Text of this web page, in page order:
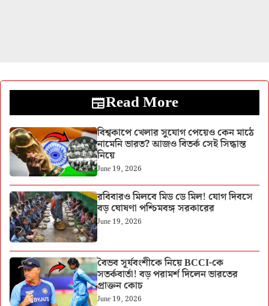
Read More
বিশ্বকাপে খেলার সুযোগ পেয়েও কেন মাঠে
নামেনি ভারত? আজও বিতর্ক সেই সিদ্ধান্ত
নিয়ে
June 19, 2026
রবিবারও মিলবে মিড ডে মিল! যোগ দিবসে
বড় ঘোষণা পশ্চিমবঙ্গ সরকারের
June 19, 2026
বৈভব সূর্যবংশীকে নিয়ে BCCI-কে
সতর্কবার্তা! বড় পরামর্শ দিলেন ভারতের
প্রাক্তন কোচ
June 19, 2026